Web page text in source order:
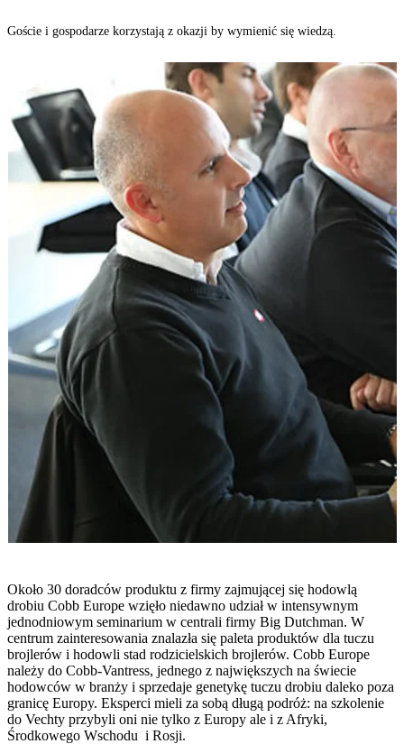
Goście i gospodarze korzystają z okazji by wymienić się wiedzą.
Około 30 doradców produktu z firmy zajmującej się hodowlą
drobiu Cobb Europe wzięło niedawno udział w intensywnym
jednodniowym seminarium w centrali firmy Big Dutchman. W
centrum zainteresowania znalazła się paleta produktów dla tuczu
brojlerów i hodowli stad rodzicielskich brojlerów. Cobb Europe
należy do Cobb-Vantress, jednego z największych na świecie
hodowców w branży i sprzedaje genetykę tuczu drobiu daleko poza
granicę Europy. Eksperci mieli za sobą długą podróż: na szkolenie
do Vechty przybyli oni nie tylko z Europy ale i z Afryki,
Środkowego Wschodu i Rosji.